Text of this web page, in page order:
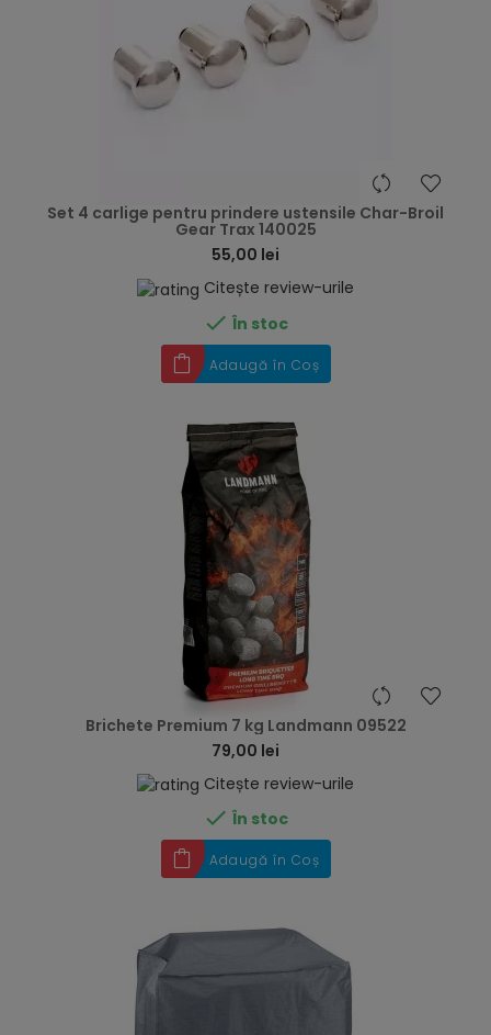
Set 4 carlige pentru prindere ustensile Char-Broil
Gear Trax 140025
55,00 lei
Citește review-urile
 În stoc
Adaugă în Coș
Brichete Premium 7 kg Landmann 09522
79,00 lei
Citește review-urile
 În stoc
Adaugă în Coș